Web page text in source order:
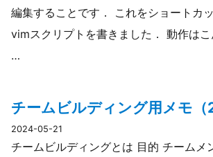
編集することです． これをショートカ
vimスクリプトを書きました． 動作はこ
…
チームビルディング用メモ（
2024-05-21
チームビルディングとは 目的 チームメ